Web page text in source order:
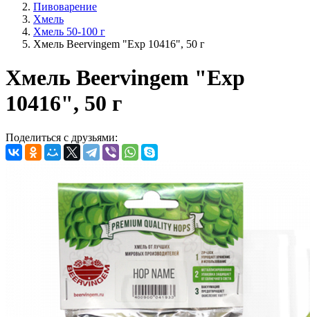
Пивоварение
Хмель
Хмель 50-100 г
Хмель Beervingem "Exp 10416", 50 г
Хмель Beervingem "Exp
10416", 50 г
Поделиться с друзьями: